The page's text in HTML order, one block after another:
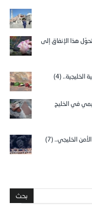
تحوّل هذا الإنفاق إلى
الخليجية.. (4)
في الخليج
الخليجي.. (7)